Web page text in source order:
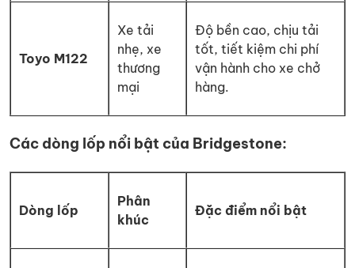
Toyo M122
Xe tải
nhẹ, xe
thương
mại
Độ bền cao, chịu tải
tốt, tiết kiệm chi phí
vận hành cho xe chở
hàng.
Các dòng lốp nổi bật của Bridgestone:
Dòng lốp
Phân
khúc
Đặc điểm nổi bật